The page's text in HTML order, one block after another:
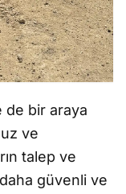
de bir araya
ve
talep ve
güvenli ve